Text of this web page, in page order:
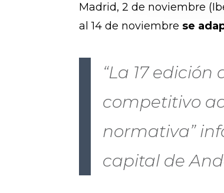
Madrid, 2 de noviembre
al 14 de noviembre se
“La 17
competitivo
normativa”
capital de